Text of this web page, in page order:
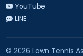
YouTube
LINE
© 2026 Lawn Tennis